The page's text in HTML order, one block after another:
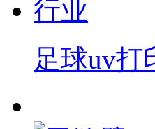
足球uv打